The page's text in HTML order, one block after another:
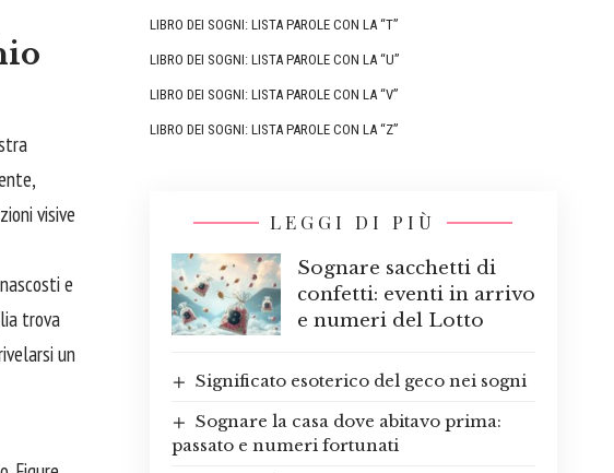
visive
e
trova
un
LIBRO DEI SOGNI: LISTA PAROLE CON LA “T”
LIBRO DEI SOGNI: LISTA PAROLE CON LA “U”
LIBRO DEI SOGNI: LISTA PAROLE CON LA “V”
LIBRO DEI SOGNI: LISTA PAROLE CON LA “Z”
LEGGI DI PIÙ
Sognare sacchetti di
confetti: eventi in arrivo
e numeri del Lotto
Significato esoterico del geco nei sogni
Sognare la casa dove abitavo prima:
passato e numeri fortunati